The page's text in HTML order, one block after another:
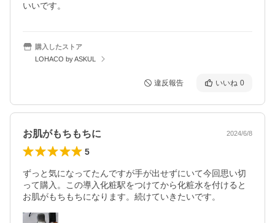
いいです。
購入したストア
LOHACO by ASKUL
違反報告 いいね 0
お肌がもちもちに 2024/6/8
5
ずっと気になってたんですが手が出せずにいて今回思い切
って購入。この導入化粧駅をつけてから化粧水を付けると
お肌がもちもちになります。続けていきたいです。